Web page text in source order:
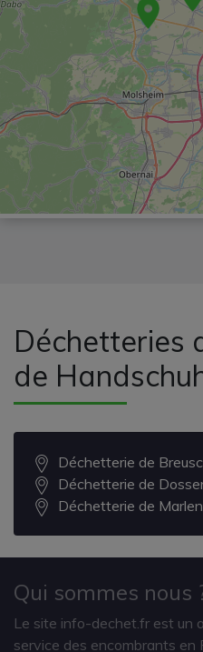
Déchetteries
de
Déchetterie de
Déchetterie de
Déchetterie de
Qui sommes nous
Le site info-dechet.fr est un
service des encombrants en